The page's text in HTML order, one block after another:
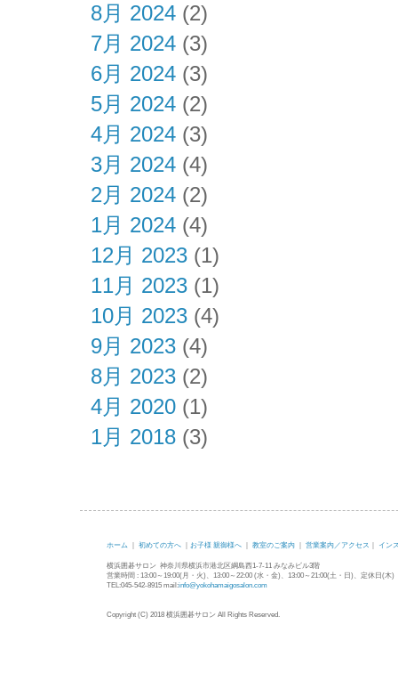
8月 2024 (2)
7月 2024 (3)
6月 2024 (3)
5月 2024 (2)
4月 2024 (3)
3月 2024 (4)
2月 2024 (2)
1月 2024 (4)
12月 2023 (1)
11月 2023 (1)
10月 2023 (4)
9月 2023 (4)
8月 2023 (2)
4月 2020 (1)
1月 2018 (3)
ホーム ｜ 初めての方へ ｜ お子様 親御様へ ｜ 教室のご案内 ｜ 営業案内／アクセス ｜ イン
横浜囲碁サロン 神奈川県横浜市港北区綱島西1-7-11 みなみビル3階
営業時間 : 13:00～19:00(月・火)、13:00～22:00 (水・金)、13:00～21:00(土・日)、定休日(木)
TEL:045-542-8915 mail:info@yokohamaigosalon.com
Copyright (C) 2018 横浜囲碁サロン All Rights Reserved.